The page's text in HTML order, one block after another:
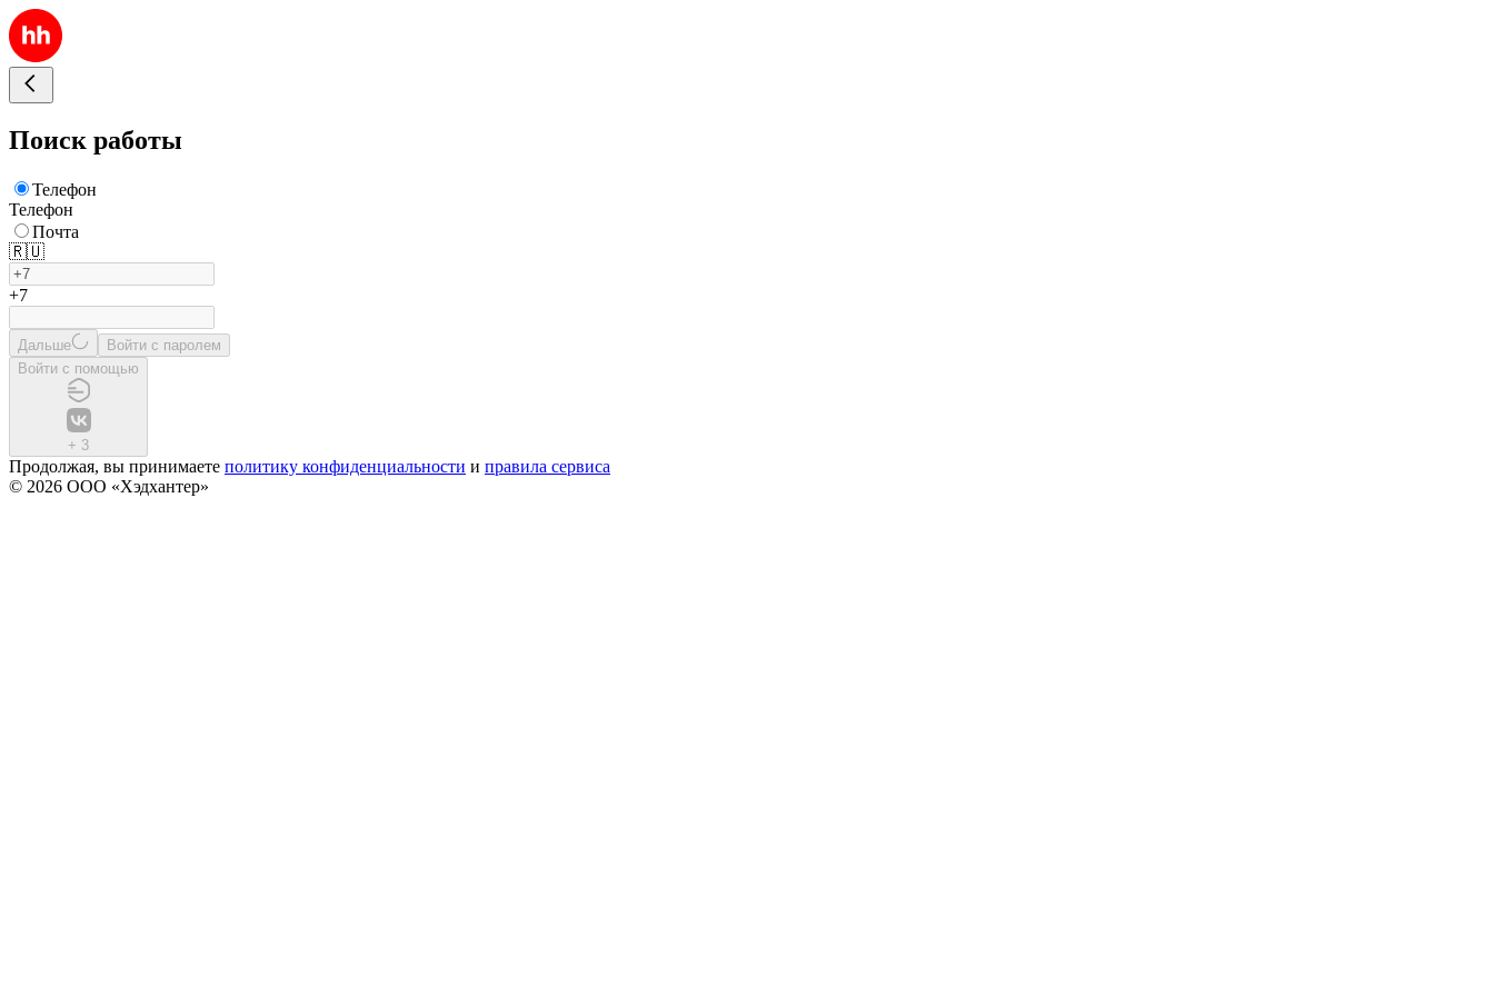
Поиск работы
Телефон
Телефон
Почта
🇷🇺
+7
Дальше
Войти с паролем
Войти с помощью
+ 3
Продолжая, вы принимаете политику конфиденциальности и правила сервиса
© 2026 ООО «Хэдхантер»